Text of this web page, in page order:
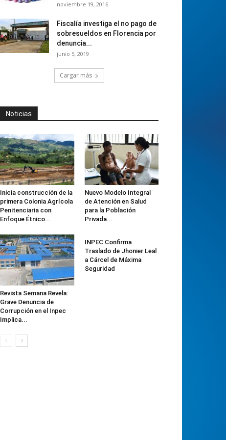
noviembre 19, 2016
Fiscalía investiga el no pago de
sobresueldos en Florencia por
denuncia...
junio 5, 2019
Cargar más
Noticias
Inicia construcción de la
primera Colonia Agrícola
Penitenciaria con
Enfoque Étnico...
Nuevo Modelo Integral
de Atención en Salud
para la Población
Privada...
Revista Semana Revela:
Grave Denuncia de
Corrupción en el Inpec
Implica...
INPEC Confirma
Traslado de Jhonier Leal
a Cárcel de Máxima
Seguridad